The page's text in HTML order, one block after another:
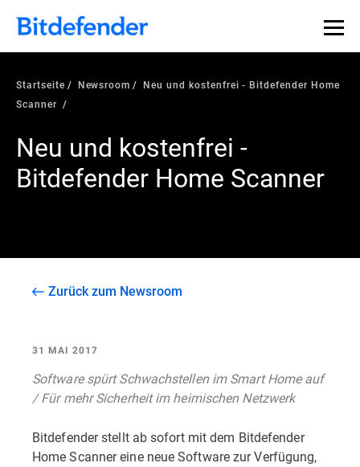
Startseite Newsroom
Neu und kostenfrei - Bitdefender Home
Scanner
Neu und kostenfrei -
Bitdefender Home Scanner
Zurück zum Newsroom
31 MAI 2017
Software spürt Schwachstellen im Smart Home auf
/ Für mehr Sicherheit im heimischen Netzwerk
Bitdefender stellt ab sofort mit dem Bitdefender
Home Scanner eine neue Software zur Verfügung,